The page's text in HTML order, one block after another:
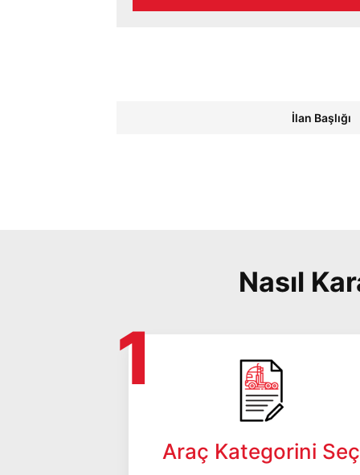
İlan Başlığı
Nasıl
1
Araç Kategorini Seç